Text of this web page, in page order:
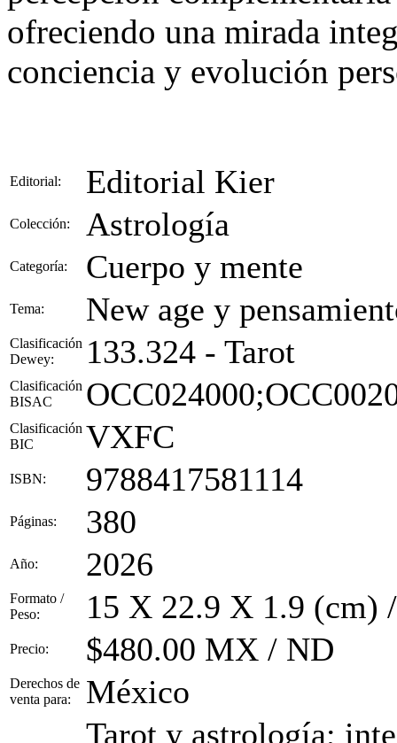
ofreciendo una mirada
conciencia y evolución
Editorial: Editorial Kier
Colección: Astrología
Categoría: Cuerpo y mente
Tema: New age y
Clasificación
Dewey:
133.324 - Tarot
Clasificación
BISAC
Clasificación
BIC
VXFC
ISBN: 9788417581114
Páginas: 380
Año: 2026
Formato /
Peso:
15 X 22.9 X 1.9 (cm)
Precio: $480.00 MX / ND
Derechos de
venta para:
México
Tarot y astrología;